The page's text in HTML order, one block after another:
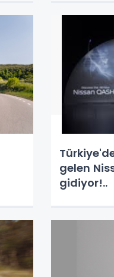
gelen
gidiyor!..